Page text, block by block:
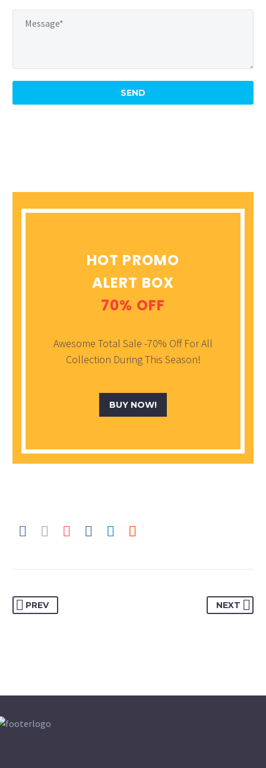
HOT PROMO
ALERT BOX
70% OFF
Awesome Total Sale -70% Off For All
Collection During This Season!
BUY NOW!
PREV NEXT